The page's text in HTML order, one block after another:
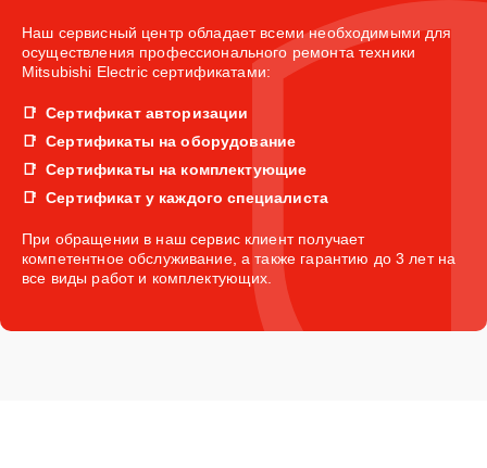
Наш сервисный центр обладает всеми необходимыми для
осуществления профессионального ремонта техники
Mitsubishi Electric сертификатами:
Сертификат авторизации
Сертификаты на оборудование
Сертификаты на комплектующие
Сертификат у каждого специалиста
При обращении в наш сервис клиент получает
компетентное обслуживание, а также гарантию до 3 лет на
все виды работ и комплектующих.